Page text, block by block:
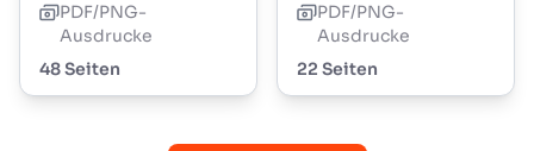
PDF/PNG-
Ausdrucke
48 Seiten
PDF/PNG-
Ausdrucke
22 Seiten